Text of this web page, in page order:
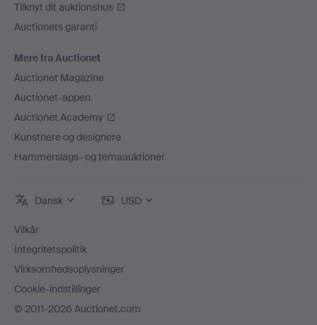
Tilknyt dit auktionshus
Auctionets garanti
Mere fra Auctionet
Auctionet Magazine
Auctionet-appen
Auctionet Academy
Kunstnere og designere
Hammerslags- og temaauktioner
Dansk USD
Vilkår
Integritetspolitik
Virksomhedsoplysninger
Cookie-indstillinger
© 2011-2026 Auctionet.com